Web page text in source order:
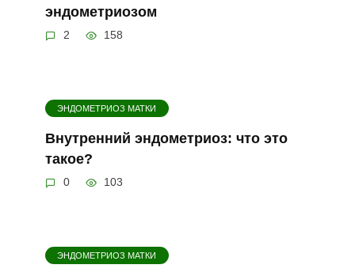
эндометриозом
2 158
ЭНДОМЕТРИОЗ МАТКИ
Внутренний эндометриоз: что это
такое?
0 103
ЭНДОМЕТРИОЗ МАТКИ